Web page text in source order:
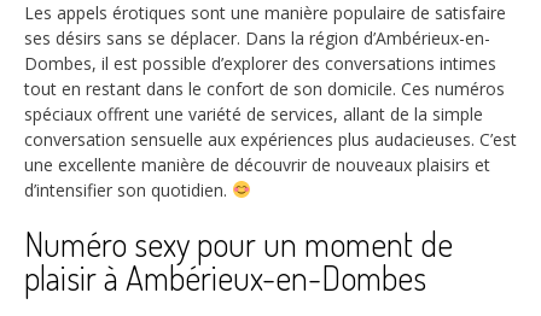
Les appels érotiques sont une manière populaire de satisfaire
ses désirs sans se déplacer. Dans la région d’Ambérieux-en-
Dombes, il est possible d’explorer des conversations intimes
tout en restant dans le confort de son domicile. Ces numéros
spéciaux offrent une variété de services, allant de la simple
conversation sensuelle aux expériences plus audacieuses. C’est
une excellente manière de découvrir de nouveaux plaisirs et
d’intensifier son quotidien.
Numéro sexy pour un moment de
plaisir à Ambérieux-en-Dombes